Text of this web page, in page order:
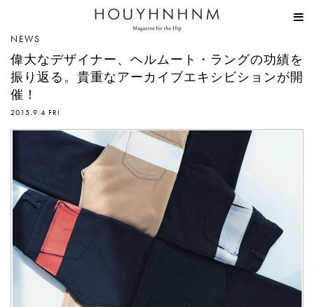
HOUYHNHNM
NEWS
偉大なデザイナー、ヘルムート・ラングの功績を
振り返る。貴重なアーカイブエキシビションが開
催！
2015.9.4 FRI